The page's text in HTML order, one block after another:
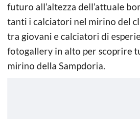
futuro all’altezza dell’attuale
tanti i calciatori nel mirino del
tra giovani e calciatori di
fotogallery in alto per scoprire
mirino della Sampdoria.